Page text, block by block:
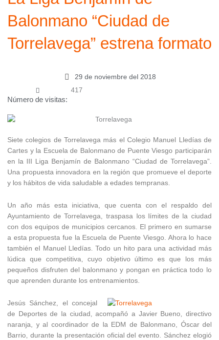
Balonmano “Ciudad de
Torrelavega” estrena formato
29 de noviembre del 2018
Número de visitas:
417
Siete colegios de Torrelavega más el Colegio Manuel Lledías de
Cartes y la Escuela de Balonmano de Puente Viesgo participarán
en la III Liga Benjamín de Balonmano “Ciudad de Torrelavega”.
Una propuesta innovadora en la región que promueve el deporte
y los hábitos de vida saludable a edades tempranas.
Un año más esta iniciativa, que cuenta con el respaldo del
Ayuntamiento de Torrelavega, traspasa los límites de la ciudad
con dos equipos de municipios cercanos. El primero en sumarse
a esta propuesta fue la Escuela de Puente Viesgo. Ahora lo hace
también el Manuel Lledías. Todo un hito para una actividad más
lúdica que competitiva, cuyo objetivo último es que los más
pequeños disfruten del balonmano y pongan en práctica todo lo
que aprenden durante los entrenamientos.
Jesús Sánchez, el concejal
de Deportes de la ciudad, acompañó a Javier Bueno, directivo
naranja, y al coordinador de la EDM de Balonmano, Óscar del
Barrio, durante la presentación oficial del evento. Sánchez elogió